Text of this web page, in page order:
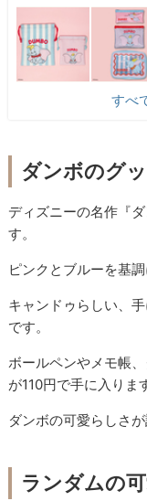
すべ
ダンボのグ
ディズニーの名作『
す。
ピンクとブルーを基
キャンドゥらしい、
です。
ボールペンやメモ帳
が110円で手に入りま
ダンボの可愛らしさ
ランダムの